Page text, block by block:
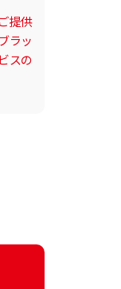
提供
ラッ
スの